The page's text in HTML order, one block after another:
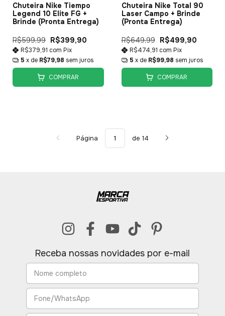
Chuteira Nike Tiempo
Legend 10 Elite FG +
Brinde (Pronta Entrega)
R$599,99 R$399,90
R$379,91 com Pix
5 x de R$79,98 sem juros
COMPRAR
Chuteira Nike Total 90
Laser Campo + Brinde
(Pronta Entrega)
R$649,99 R$499,90
R$474,91 com Pix
5 x de R$99,98 sem juros
COMPRAR
Página de 14
Receba nossas novidades por e-mail